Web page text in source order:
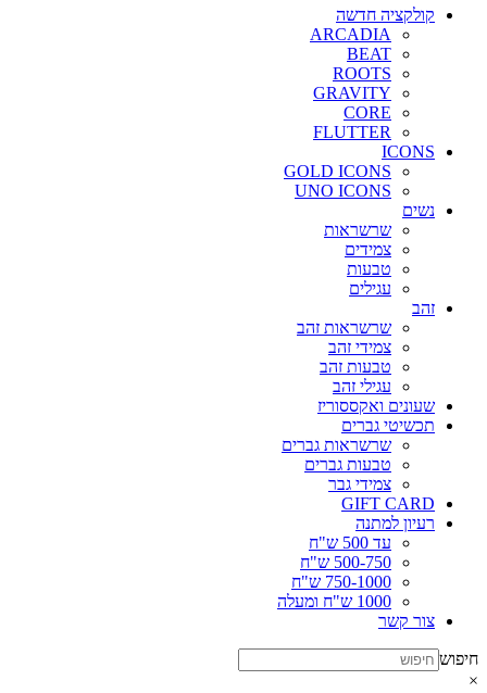
קולקציה חדשה
ARCADIA
BEAT
ROOTS
GRAVITY
CORE
FLUTTER
ICONS
GOLD ICONS
UNO ICONS
נשים
שרשראות
צמידים
טבעות
עגילים
זהב
שרשראות זהב
צמידי זהב
טבעות זהב
עגילי זהב
שעונים ואקססוריז
תכשיטי גברים
שרשראות גברים
טבעות גברים
צמידי גבר
GIFT CARD
רעיון למתנה
עד 500 ש"ח
500-750 ש"ח
750-1000 ש"ח
1000 ש"ח ומעלה
צור קשר
חיפוש
×